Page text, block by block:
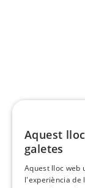
Aquest
galetes
Aquest lloc web
l'experiència de